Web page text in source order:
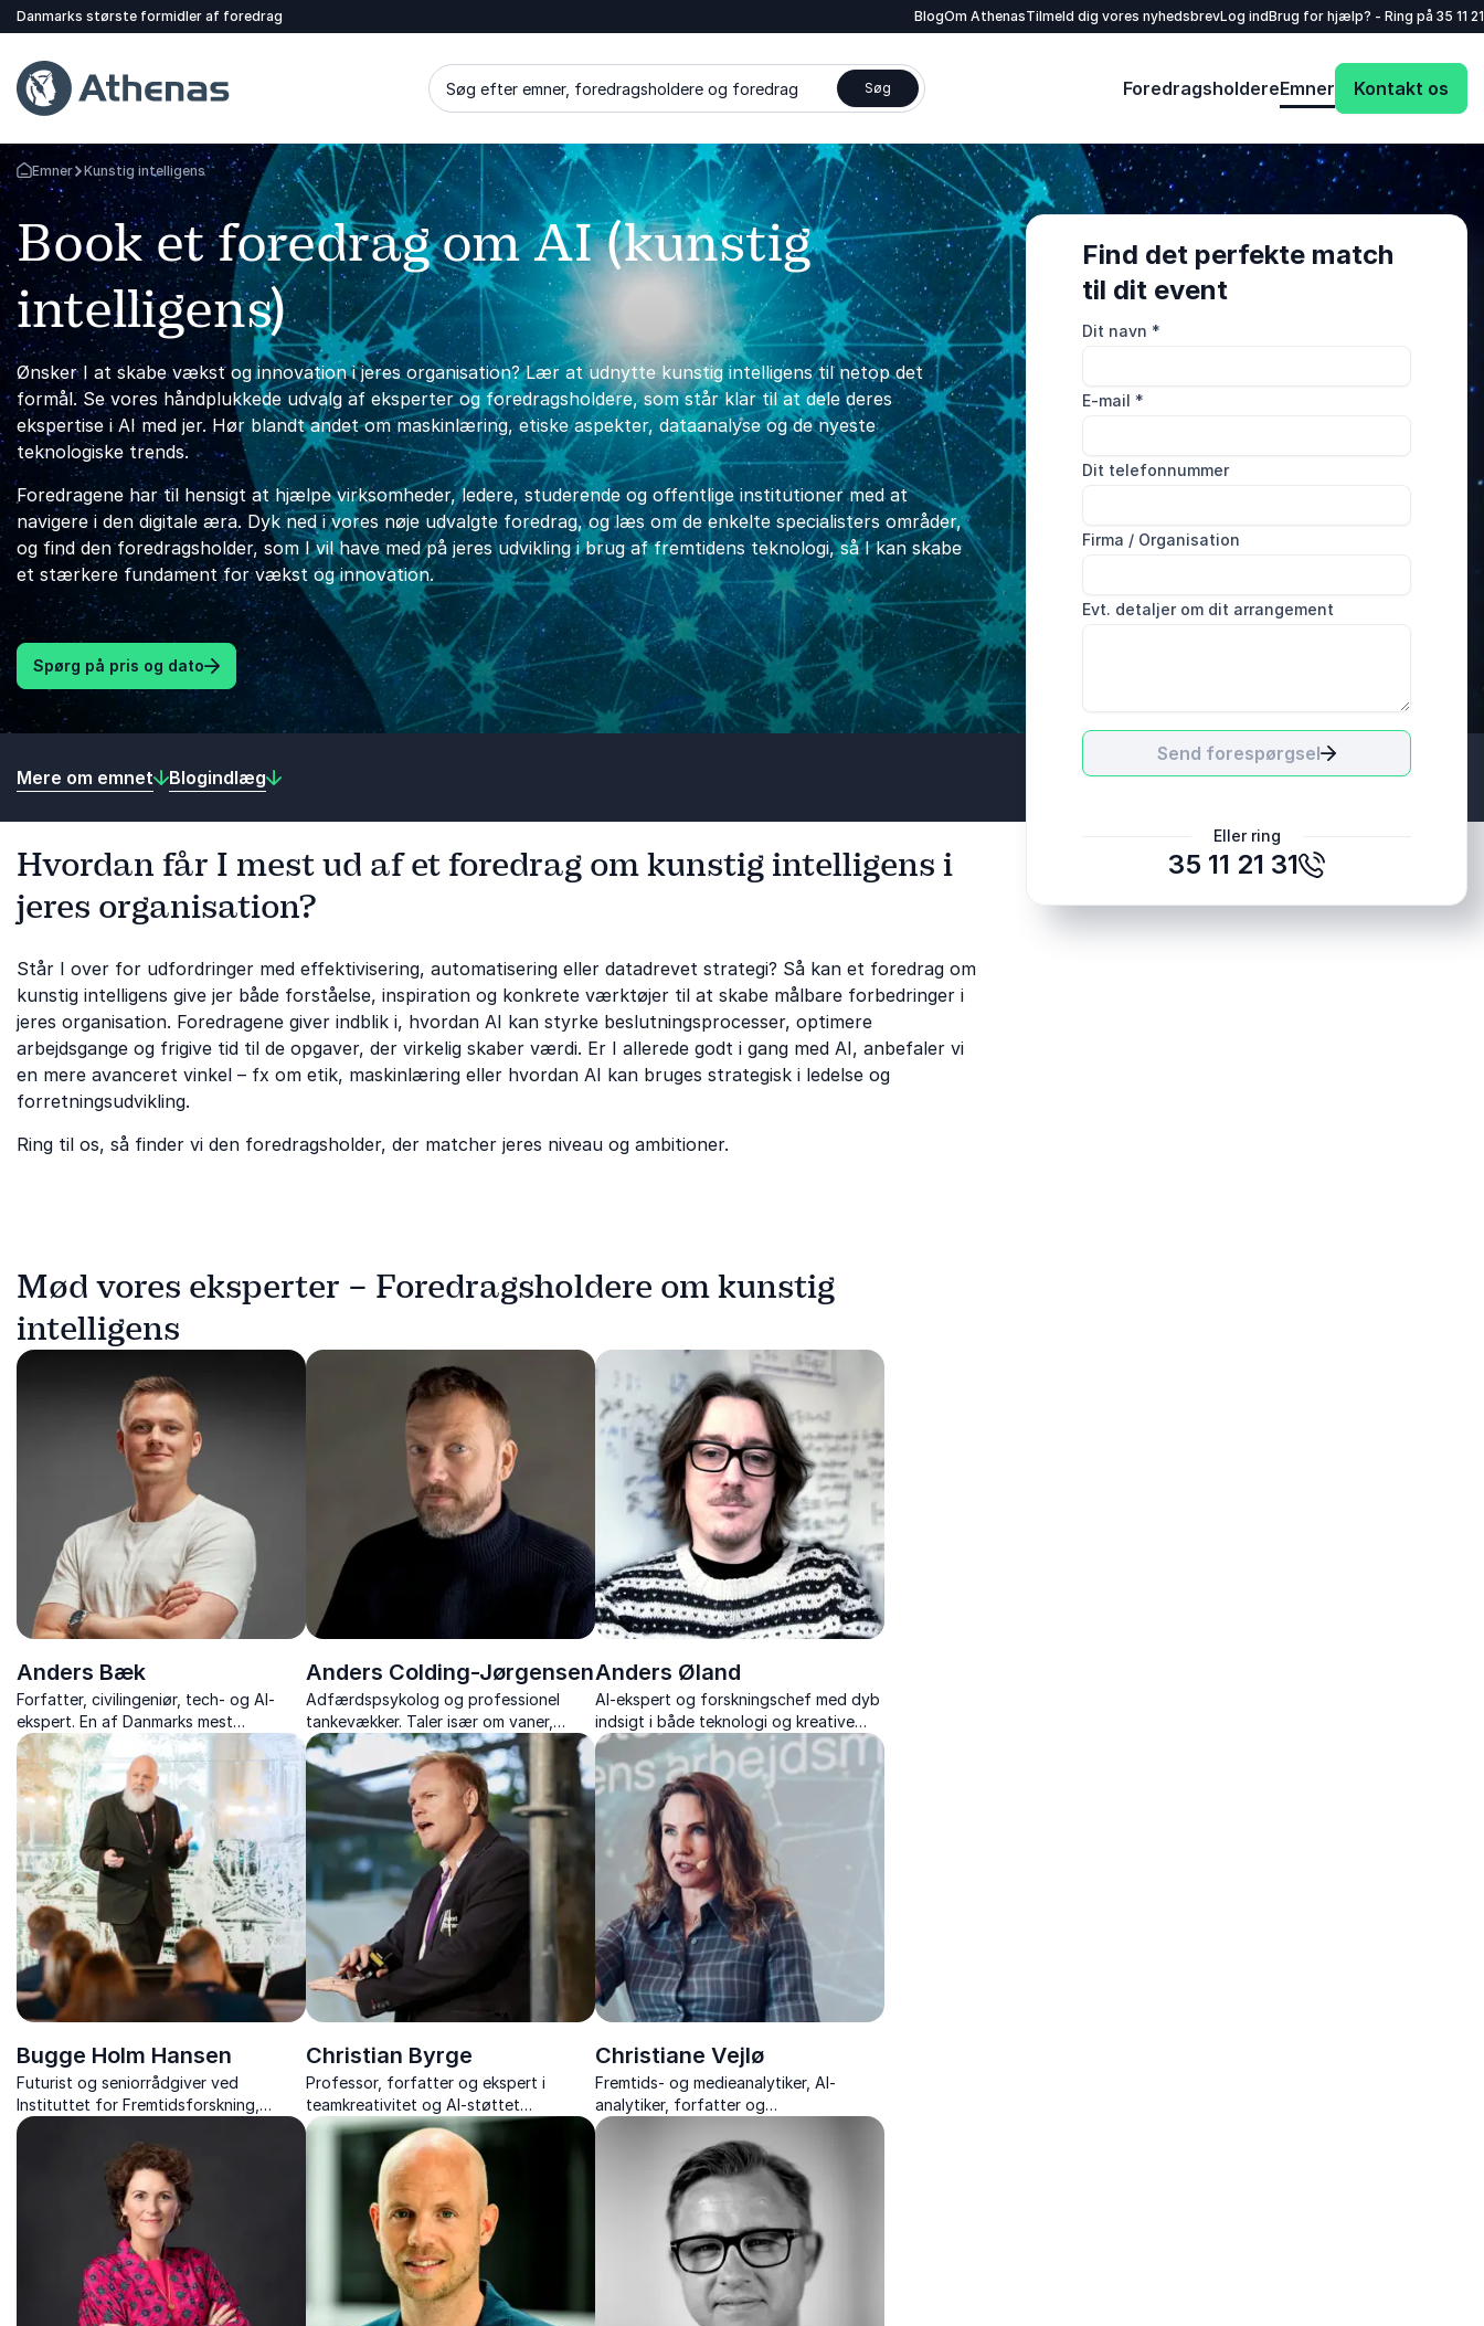
Danmarks største formidler af foredrag BlogOm AthenasTilmeld dig vores nyhedsbrevLog indBrug for hjælp? - Ring på 35 11
Søg efter emner, foredragsholdere og foredrag Søg ForedragsholdereEmner Kontakt os
Tilbage til forsiden
Emner Kunstig intelligens
Book et foredrag om AI (kunstig
intelligens)
Ønsker I at skabe vækst og innovation i jeres organisation? Lær at udnytte kunstig intelligens til netop det
formål. Se vores håndplukkede udvalg af eksperter og foredragsholdere, som står klar til at dele deres
ekspertise i AI med jer. Hør blandt andet om maskinlæring, etiske aspekter, dataanalyse og de nyeste
teknologiske trends.
Foredragene har til hensigt at hjælpe virksomheder, ledere, studerende og offentlige institutioner med at
navigere i den digitale æra. Dyk ned i vores nøje udvalgte foredrag, og læs om de enkelte specialisters områder,
og find den foredragsholder, som I vil have med på jeres udvikling i brug af fremtidens teknologi, så I kan skabe
et stærkere fundament for vækst og innovation.
Spørg på pris og dato
Find det perfekte match
til dit event
Dit navn *
E-mail *
Dit telefonnummer
Firma / Organisation
Evt. detaljer om dit arrangement
Send forespørgsel
Eller ring
35 11 21 31
Mere om emnet Blogindlæg
Hvordan får I mest ud af et foredrag om kunstig intelligens i
jeres organisation?
Står I over for udfordringer med effektivisering, automatisering eller datadrevet strategi? Så kan et foredrag om
kunstig intelligens give jer både forståelse, inspiration og konkrete værktøjer til at skabe målbare forbedringer i
jeres organisation. Foredragene giver indblik i, hvordan AI kan styrke beslutningsprocesser, optimere
arbejdsgange og frigive tid til de opgaver, der virkelig skaber værdi. Er I allerede godt i gang med AI, anbefaler vi
en mere avanceret vinkel – fx om etik, maskinlæring eller hvordan AI kan bruges strategisk i ledelse og
forretningsudvikling.
Ring til os, så finder vi den foredragsholder, der matcher jeres niveau og ambitioner.
Mød vores eksperter – Foredragsholdere om kunstig
intelligens
Anders Bæk
Forfatter, civilingeniør, tech- og AI-
ekspert. En af Danmarks mest
benyttede foredragsholdere om
kunstig intelligens og forfatter til
bestselleren "AI-epoken"
Anders Colding-Jørgensen
Adfærdspsykolog og professionel
tankevækker. Taler især om vaner,
adfærd og menneskers forhold til
teknologi og AI.
Anders Øland
AI-ekspert og forskningschef med dyb
indsigt i både teknologi og kreative
brancher.
Bugge Holm Hansen
Futurist og seniorrådgiver ved
Instituttet for Fremtidsforskning,
ekspert i teknologi og innovation.
Christian Byrge
Professor, forfatter og ekspert i
teamkreativitet og AI-støttet
innovation
Christiane Vejlø
Fremtids- og medieanalytiker, AI-
analytiker, forfatter og
bestyrelsesmedlem med ekspertise i
mødet mellem mennesket og kunstig